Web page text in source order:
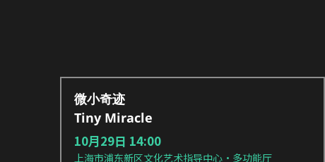
微小奇迹
Tiny Miracle
10月29日 14:00
上海市浦东新区文化艺术指导中心·多功能厅